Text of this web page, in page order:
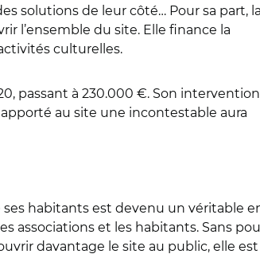
solutions de leur côté… Pour sa part,
l’ensemble du site. Elle finance la
culturelles.
passant à 230.000 €. Son
au site une incontestable aura
ses habitants est devenu un véritable
associations et les habitants. Sans
davantage le site au public, elle